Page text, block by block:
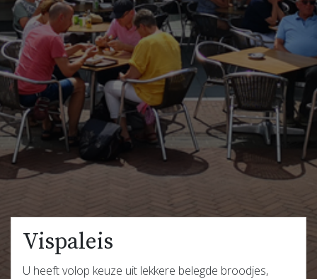
Vispaleis
U heeft volop keuze uit lekkere belegde broodjes,